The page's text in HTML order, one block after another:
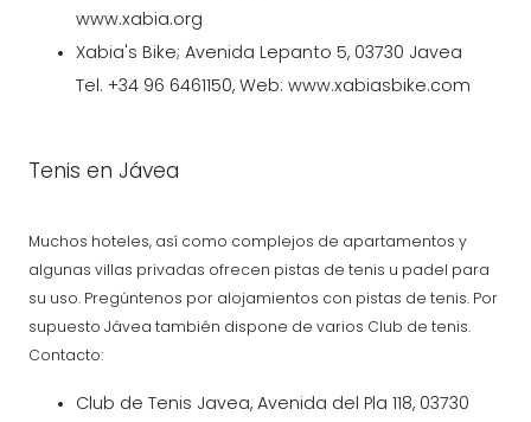
www.xabia.org
Xabia's Bike; Avenida Lepanto 5, 03730 Javea
Tel. +34 96 6461150, Web: www.xabiasbike.com
Tenis en Jávea
Muchos hoteles, así como complejos de apartamentos y
algunas villas privadas ofrecen pistas de tenis u padel para
su uso. Pregúntenos por alojamientos con pistas de tenis. Por
supuesto Jávea también dispone de varios Club de tenis.
Contacto:
Club de Tenis Javea, Avenida del Pla 118, 03730